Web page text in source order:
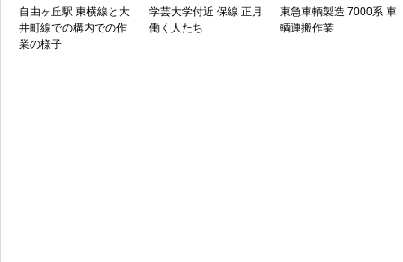
自由ヶ丘駅 東横線と大
井町線での構内での作
業の様子
学芸大学付近 保線 正月
働く人たち
東急車輌製造 7000系 車
輌運搬作業